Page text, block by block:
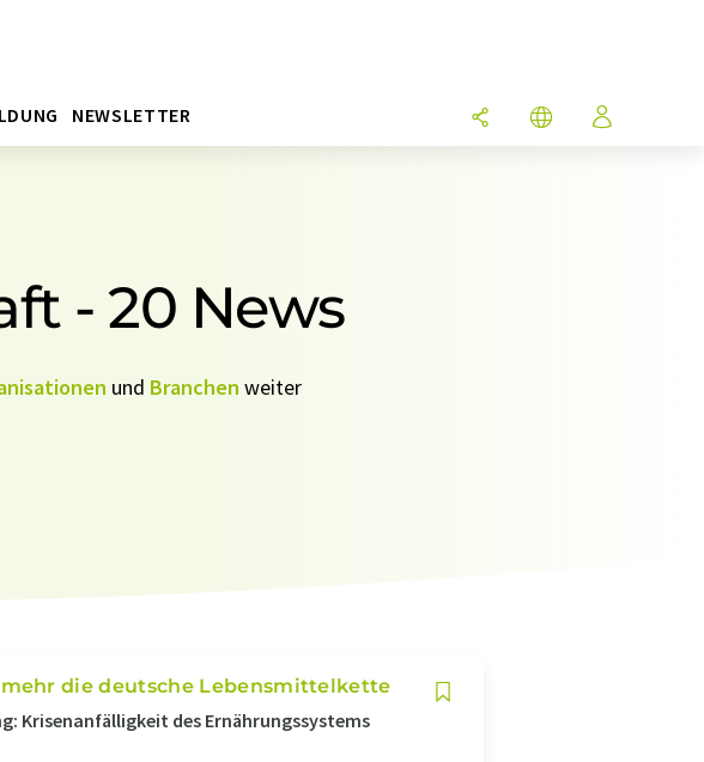
NEWSLETTER
- 20 News
und Branchen weiter
die deutsche Lebensmittelkette
Krisenanfälligkeit des Ernährungssystems